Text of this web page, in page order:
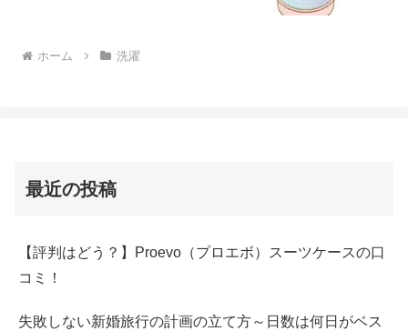
ホーム 洗濯
最近の投稿
【評判はどう？】Proevo（プロエボ）スーツケースの口
コミ！
失敗しない新婚旅行の計画の立て方～日数は何日がベス